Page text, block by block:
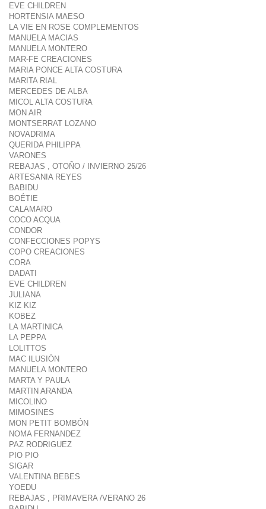
EVE CHILDREN
HORTENSIA MAESO
LA VIE EN ROSE COMPLEMENTOS
MANUELA MACIAS
MANUELA MONTERO
MAR-FE CREACIONES
MARIA PONCE ALTA COSTURA
MARITA RIAL
MERCEDES DE ALBA
MICOL ALTA COSTURA
MON AIR
MONTSERRAT LOZANO
NOVADRIMA
QUERIDA PHILIPPA
VARONES
REBAJAS , OTOÑO / INVIERNO 25/26
ARTESANIA REYES
BABIDU
BOÉTIE
CALAMARO
COCO ACQUA
CONDOR
CONFECCIONES POPYS
COPO CREACIONES
CORA
DADATI
EVE CHILDREN
JULIANA
KIZ KIZ
KOBEZ
LA MARTINICA
LA PEPPA
LOLITTOS
MAC ILUSIÓN
MANUELA MONTERO
MARTA Y PAULA
MARTIN ARANDA
MICOLINO
MIMOSINES
MON PETIT BOMBÓN
NOMA FERNANDEZ
PAZ RODRIGUEZ
PIO PIO
SIGAR
VALENTINA BEBES
YOEDU
REBAJAS , PRIMAVERA /VERANO 26